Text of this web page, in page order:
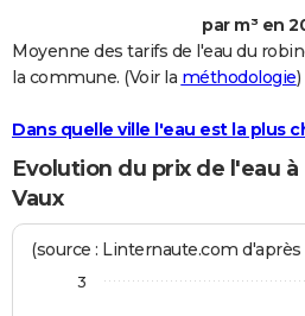
Bricolage
Lifestyle
Culture
Sport
Auto
Television
Voyage
Cinema
par m³ en
Moyenne des tarifs de l'eau du
la commune. (Voir la méthodologie)
Dans quelle ville l'eau est la plus
Evolution du prix de l'eau
Vaux
(source : Linternaute.com d'après
3